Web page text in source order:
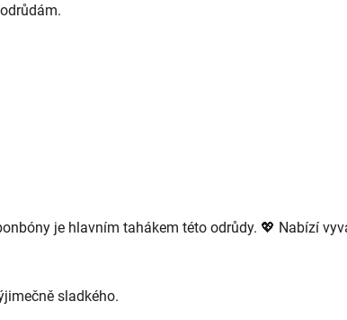
je hlavním tahákem této odrůdy. 💖 Nabízí
sladkého.